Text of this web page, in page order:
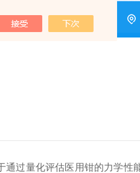
过量化评估医用钳的力学